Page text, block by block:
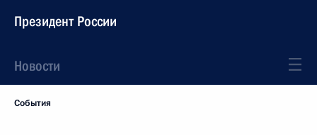
Президент России
Новости
События